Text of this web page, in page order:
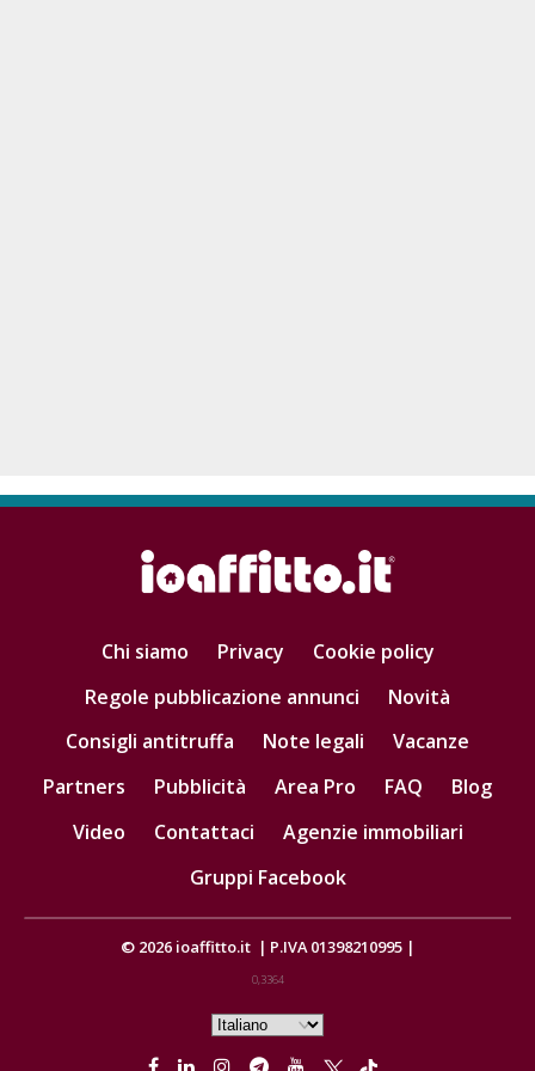
Chi siamo Privacy
Cookie policy
Regole pubblicazione annunci
Novità
Consigli antitruffa
Note legali
Vacanze
Partners
Pubblicità Area Pro FAQ
Blog
Video
Contattaci
Agenzie immobiliari
Gruppi Facebook
© 2026 ioaffitto.it | P.IVA 01398210995 |
0,3364